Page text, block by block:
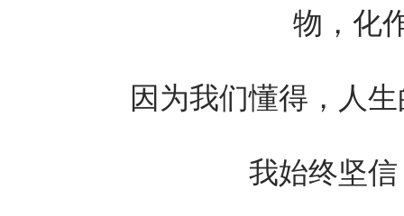
物，化
因为我们懂得，人生
我始终坚信